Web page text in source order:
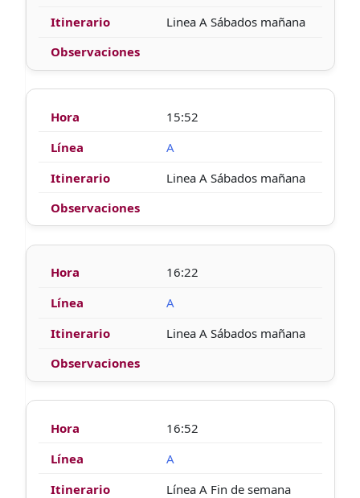
Linea A Sábados mañana
15:52
A
Linea A Sábados mañana
16:22
A
Linea A Sábados mañana
16:52
A
Línea A Fin de semana